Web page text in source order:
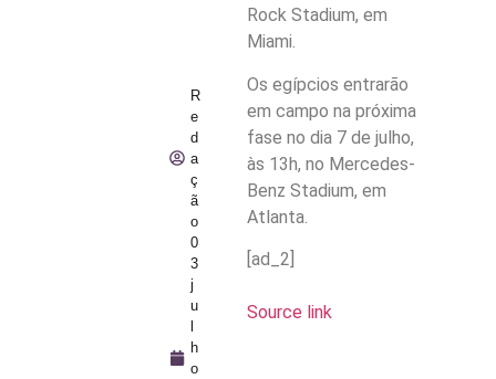
R
e
d
a
ç
ã
o
0
3
j
u
l
h
o
Rock Stadium, em
Miami.
Os egípcios entrarão
em campo na próxima
fase no dia 7 de julho,
às 13h, no Mercedes-
Benz Stadium, em
Atlanta.
[ad_2]
Source link